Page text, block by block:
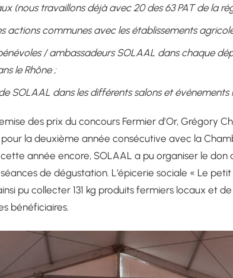
(nous travaillons déjà avec 20 des 63 PAT de la
actions communes avec les établissements
/ ambassadeurs SOLAAL dans chaque
le Rhône ;
SOLAAL dans les différents salons et événements
des prix du concours Fermier d’Or, Grégory
la deuxième année consécutive avec la
année encore, SOLAAL a pu organiser le don
de dégustation. L’épicerie sociale « Le
pu collecter 131 kg produits fermiers locaux et
bénéficiaires.